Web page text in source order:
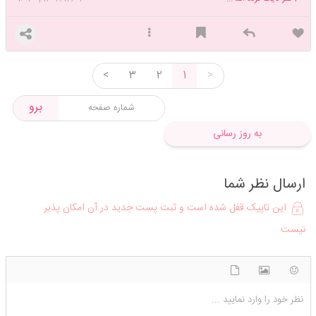
>
1
2
3
<
برو
به روز رسانی
ارسال نظر شما
این تاپیک قفل شده است و ثبت پست جدید در آن امکان پذیر
نیست
نظر خود را وارد نمایید ...